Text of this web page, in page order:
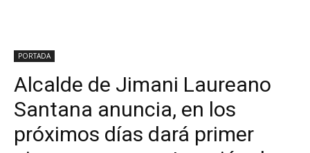
PORTADA
Alcalde de Jimani Laureano
Santana anuncia, en los
próximos días dará primer